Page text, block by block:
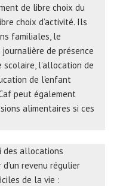
de libre choix du
choix d’activité. Ils
familiales, le
de présence
l’allocation de
de l’enfant
peut également
alimentaires si ces
des allocations
revenu régulier
de la vie :